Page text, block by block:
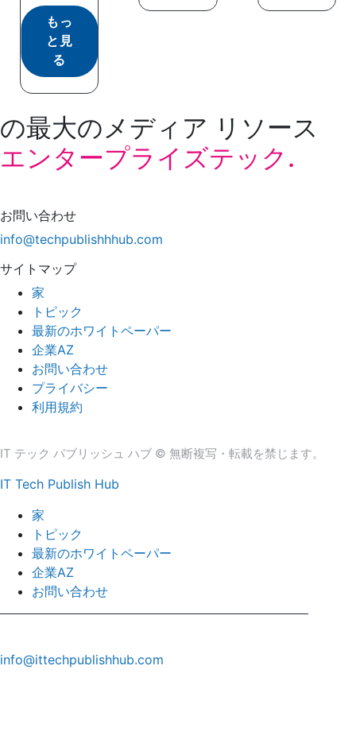
もっ
と見
る
の最大のメディア リソース
エンタープライズテック.
お問い合わせ
info@techpublishhhub.com
サイトマップ
家
トピック
最新のホワイトペーパー
企業AZ
お問い合わせ
プライバシー
利用規約
IT テック パブリッシュ ハブ © 無断複写・転載を禁じます。
IT Tech Publish Hub
家
トピック
最新のホワイトペーパー
企業AZ
お問い合わせ
info@ittechpublishhub.com